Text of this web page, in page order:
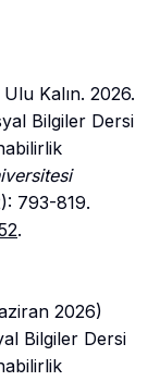
Kalın. 2026.
Bilgiler Dersi
793-819.
.
2026)
Bilgiler Dersi